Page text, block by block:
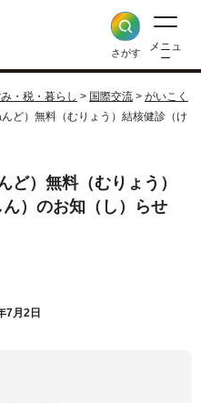
さがす
メニュ
ー
・税・暮らし > 国際交流 > がいこく
ど）無料（むりょう）結核健診（け
ど）無料（むりょう）
）のお知（し）らせ
月2日